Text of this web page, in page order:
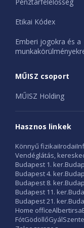
Pénztárfelelősség
Etikai Kódex
Emberi jogokra és a
MŰISZ csoport
MŰISZ Holding
Hasznos linkek
Könnyű fizikaiIrodai
Vendéglátás,
Budapest 1. ker.
Budapest 4. ker.
Budapest 8. ker.
Budapest 11. ker.
Budapest 21. ker.
Home officeAlbertirsa
FótGödöllőGyál